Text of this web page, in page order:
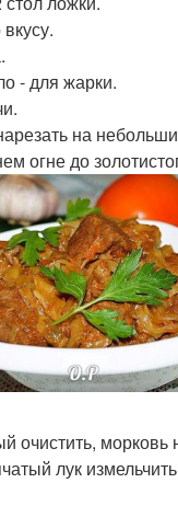
- для жарки.
на
огне до
очистить, морковь
лук